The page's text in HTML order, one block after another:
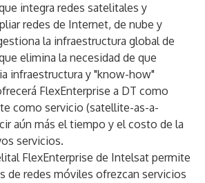
integra redes satelitales y
redes de Internet, de nube y
la infraestructura global de
elimina la necesidad de que
infraestructura y "know-how"
FlexEnterprise a DT como
como servicio (satellite-as-a-
aún más el tiempo y el costo de la
servicios.
FlexEnterprise de Intelsat permite
de redes móviles ofrezcan servicios